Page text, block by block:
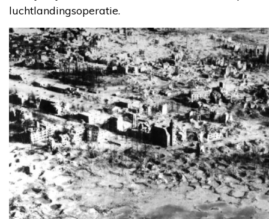
luchtlandingsoperatie.